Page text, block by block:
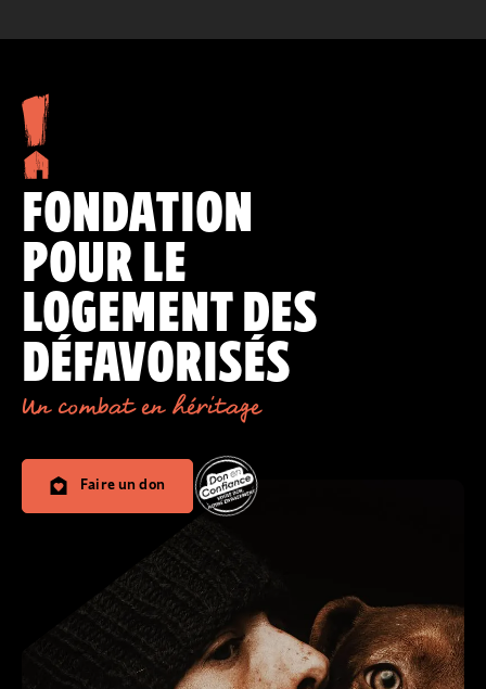
FONDATION
POUR LE
LOGEMENT DES
DÉFAVORISÉS
Un combat en héritage
Faire un don